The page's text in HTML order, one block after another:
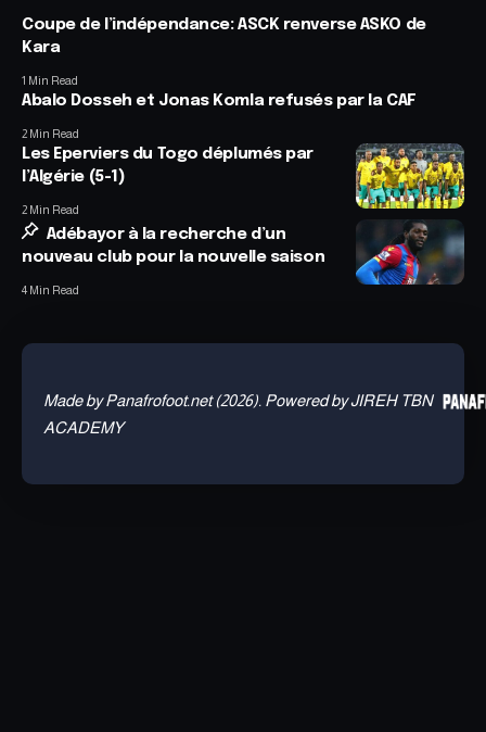
Coupe de l’indépendance: ASCK renverse ASKO de
Kara
1 Min Read
Abalo Dosseh et Jonas Komla refusés par la CAF
2 Min Read
Les Eperviers du Togo déplumés par
l’Algérie (5-1)
2 Min Read
Adébayor à la recherche d’un
nouveau club pour la nouvelle saison
4 Min Read
Made by Panafrofoot.net (2026). Powered by JIREH TBN
ACADEMY